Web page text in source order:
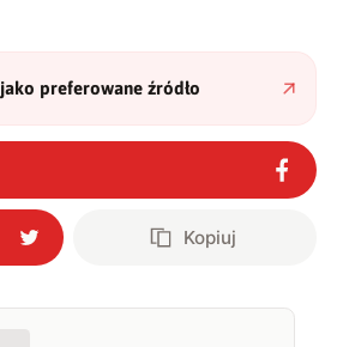
jako preferowane źródło
Kopiuj